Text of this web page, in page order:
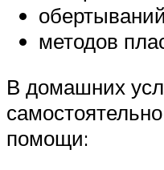
методов
В домашних
помощи: